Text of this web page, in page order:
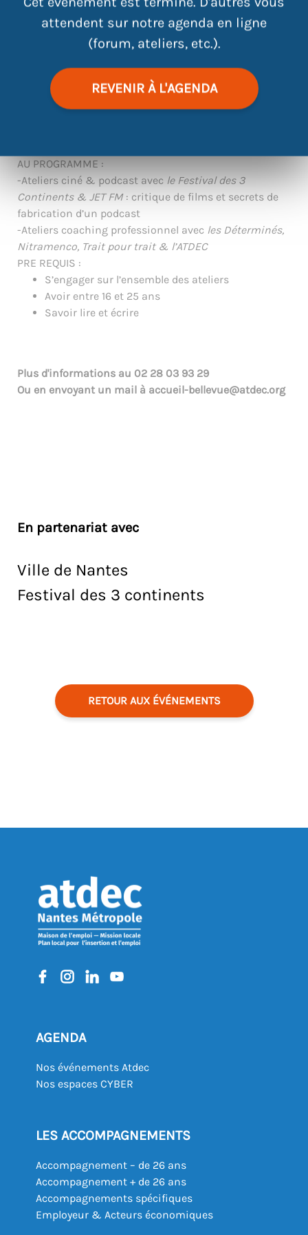
attendent sur notre agenda en ligne
(forum, ateliers, etc.).
REVENIR À L'AGENDA
Leaflet |© OpenStreetMap
AU PROGRAMME :
-Ateliers ciné & podcast avec le Festival des 3
Continents & JET FM: critique de films et secrets de
fabrication d’un podcast
-Ateliers coaching professionnel avec les Déterminés,
Nitramenco, Trait pour trait & l’ATDEC
PRE REQUIS :
S’engager sur l’ensemble des ateliers
Avoir entre 16 et 25 ans
Savoir lire et écrire
Plus d'informations au 02 28 03 93 29
Ou en envoyant un mail à accueil-bellevue@atdec.org
En partenariat avec
Ville de Nantes
Festival des 3 continents
RETOUR AUX ÉVÉNEMENTS
AGENDA
Nos événements Atdec
Nos espaces CYBER
LES ACCOMPAGNEMENTS
Accompagnement – de 26 ans
Accompagnement + de 26 ans
Accompagnements spécifiques
Employeur & Acteurs économiques